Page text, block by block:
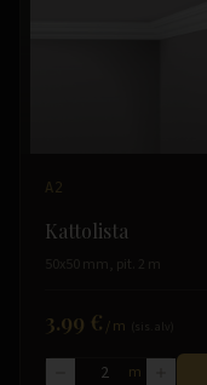
A2
Kattolista
50x50 mm, pit. 2 m
3.99 € /m
m